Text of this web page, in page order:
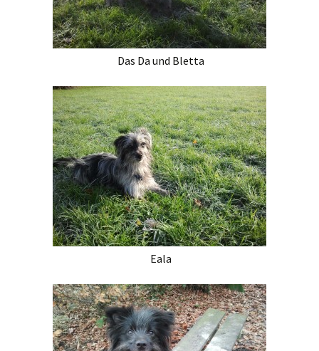
Das Da und Bletta
Eala